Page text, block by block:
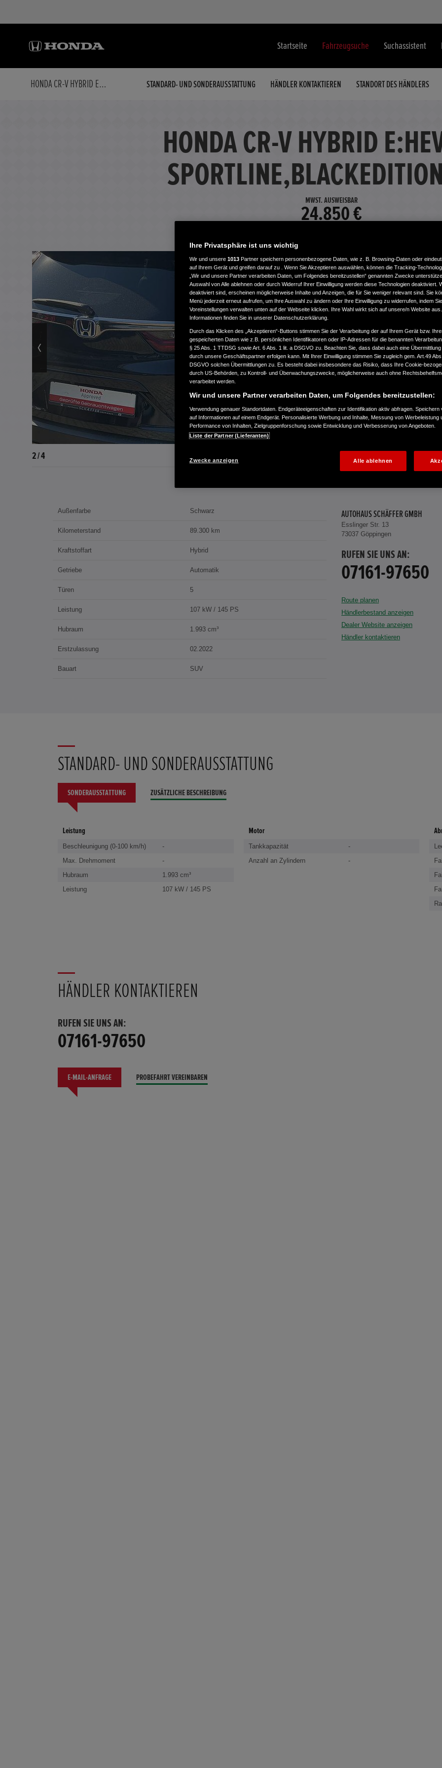
Startseite Fahrzeugsuche Suchassistent
HONDA CR-V HYBRID E:HEV 2WD SPORTLINE,BLACKEDITION,AHK STANDARD- UND SONDERAUSSTATTUNG HÄNDLER KONTAKTIEREN STANDORT DES HÄNDLERS
HONDA CR-V HYBRID
MWST. AUSWEISBAR
24.850 €
2 / 4
Außenfarbe Schwarz
Kilometerstand 89.300 km
Kraftstoffart Hybrid
Getriebe Automatik
Türen 5
Leistung 107 kW / 145 PS
Hubraum 1.993 cm³
Erstzulassung 02.2022
Bauart SUV
AUTOHAUS SCHÄFFER GMBH
Esslinger Str. 13
73037 Göppingen
RUFEN SIE UNS AN:
07161-97650
Route planen
Händlerbestand anzeigen
Dealer Website anzeigen
Händler kontaktieren
STANDARD- UND SONDERAUSSTATTUNG
SONDERAUSSTATTUNG ZUSÄTZLICHE BESCHREIBUNG
Leistung
Beschleunigung (0-100 km/h)
-
Max. Drehmoment
-
Hubraum
1.993 cm³
Leistung
107 kW / 145 PS
Motor
Tankkapazität
-
Anzahl an Zylindern
-
HÄNDLER KONTAKTIEREN
RUFEN SIE UNS AN:
07161-97650
E-MAIL-ANFRAGE PROBEFAHRT VEREINBAREN
Ihre Privatsphäre ist uns wichtig
Wir und unsere 1013 Partner speichern personenbezogene Daten, wie z. B. Browsing-Daten oder
auf Ihrem Gerät und greifen darauf zu . Wenn Sie Akzeptieren auswählen, können die Tracking-
„Wir und unsere Partner verarbeiten Daten, um Folgendes bereitzustellen“ genannten Zwecke
Auswahl von Alle ablehnen oder durch Widerruf Ihrer Einwilligung werden diese Technologien deaktiviert.
deaktiviert sind, erscheinen möglicherweise Inhalte und Anzeigen, die für Sie weniger relevant sind. Sie
Menü jederzeit erneut aufrufen, um Ihre Auswahl zu ändern oder Ihre Einwilligung zu widerrufen, indem
Voreinstellungen verwalten unten auf der Webseite klicken. Ihre Wahl wirkt sich auf unsere/n Website
Informationen finden Sie in unserer Datenschutzerklärung.
Durch das Klicken des „Akzeptieren“-Buttons stimmen Sie der Verarbeitung der auf Ihrem Gerät bzw.
gespeicherten Daten wie z.B. persönlichen Identifikatoren oder IP-Adressen für die benannten
§ 25 Abs. 1 TTDSG sowie Art. 6 Abs. 1 lit. a DSGVO zu. Beachten Sie, dass dabei auch eine Übermittlung
durch unsere Geschäftspartner erfolgen kann. Mit Ihrer Einwilligung stimmen Sie zugleich gem. Art.49
DSGVO solchen Übermittlungen zu. Es besteht dabei insbesondere das Risiko, dass Ihre Cookie-
durch US-Behörden, zu Kontroll- und Überwachungszwecke, möglicherweise auch ohne
verarbeitet werden.
Wir und unsere Partner verarbeiten Daten, um Folgendes bereitzustellen:
Verwendung genauer Standortdaten. Endgeräteeigenschaften zur Identifikation aktiv abfragen. Speichern
auf Informationen auf einem Endgerät. Personalisierte Werbung und Inhalte, Messung von Werbeleistung
Performance von Inhalten, Zielgruppenforschung sowie Entwicklung und Verbesserung von Angeboten.
Liste der Partner (Lieferanten)
Zwecke anzeigen Alle ablehnen